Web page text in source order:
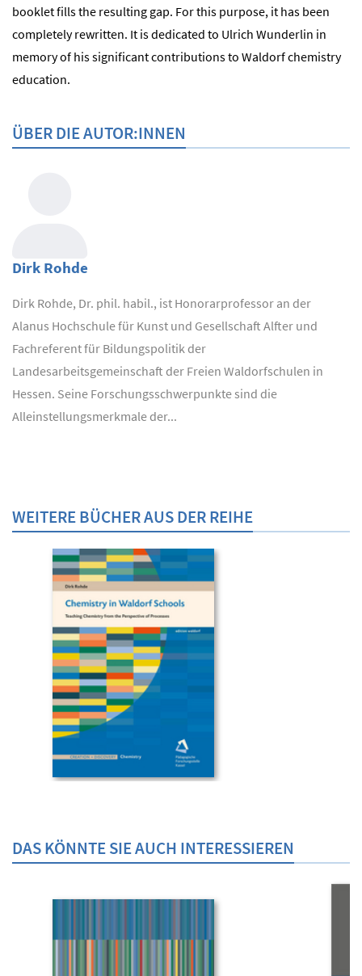
booklet fills the resulting gap. For this purpose, it has been
completely rewritten. It is dedicated to Ulrich Wunderlin in
memory of his significant contributions to Waldorf chemistry
education.
ÜBER DIE AUTOR:INNEN
Dirk Rohde
Dirk Rohde, Dr. phil. habil., ist Honorarprofessor an der
Alanus Hochschule für Kunst und Gesellschaft Alfter und
Fachreferent für Bildungspolitik der
Landesarbeitsgemeinschaft der Freien Waldorfschulen in
Hessen. Seine Forschungsschwerpunkte sind die
Alleinstellungsmerkmale der...
WEITERE BÜCHER AUS DER REIHE
DAS KÖNNTE SIE AUCH INTERESSIEREN